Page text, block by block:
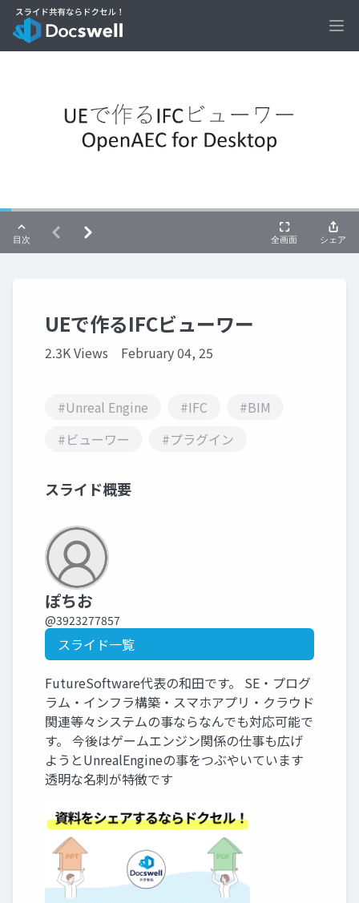
UEで作るIFCビューワー
2.3K Views February 04, 25
#Unreal Engine #IFC
#BIM
#ビューワー
#プラグイン
スライド概要
ぽちお
@3923277857
スライド一覧
FutureSoftware代表の和田です。 SE・プログ
ラム・インフラ構築・スマホアプリ・クラウド
関連等々システムの事ならなんでも対応可能で
す。 今後はゲームエンジン関係の仕事も広げ
ようとUnrealEngineの事をつぶやいています
透明な名刺が特徴です